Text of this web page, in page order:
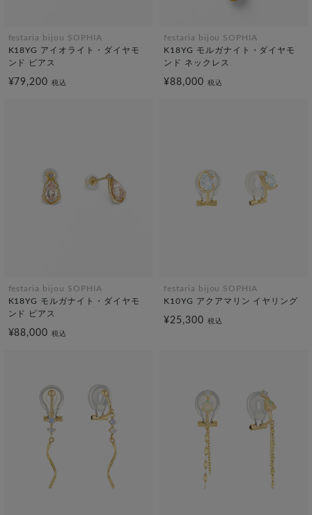
festaria bijou SOPHIA
K18YG アイオライト・ダイヤモ
ンド ピアス
¥79,200税込
festaria bijou SOPHIA
K18YG モルガナイト・ダイヤモ
ンド ネックレス
¥88,000 税込
festaria bijou SOPHIA
K18YG モルガナイト・ダイヤモ
ンド ピアス
¥88,000税込
festaria bijou SOPHIA
K10YG アクアマリン イヤリング
¥25,300 税込